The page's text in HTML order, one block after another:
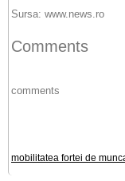
Sursa: www.news.ro
Comments
comments
mobilitatea fortei de